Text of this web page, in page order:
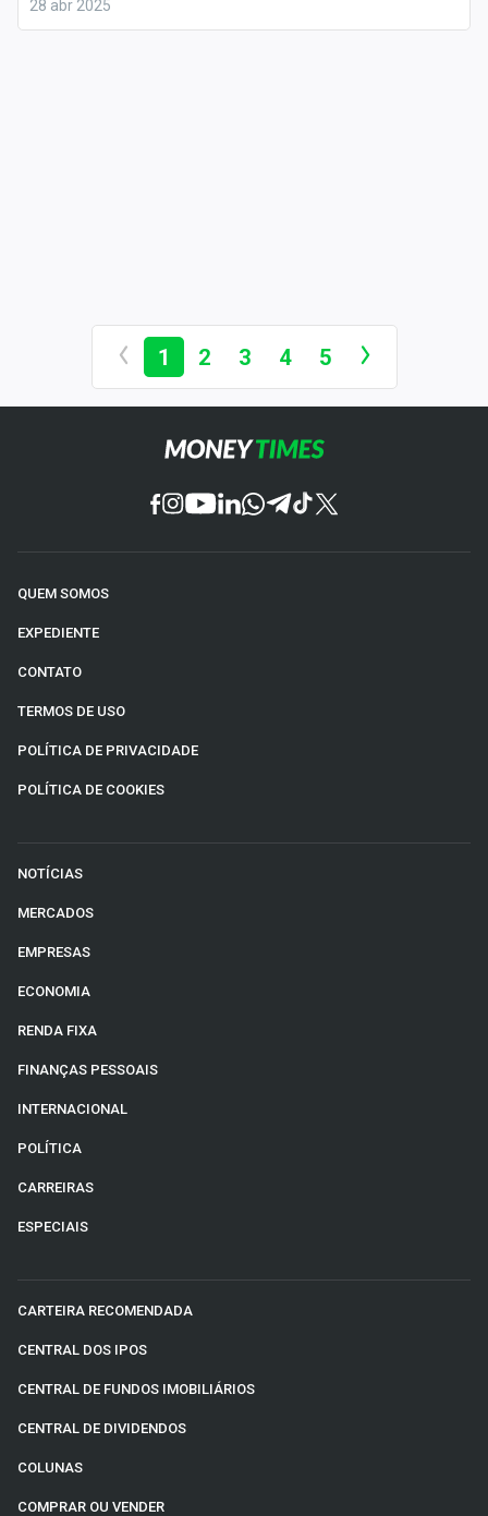
28 abr 2025
1 2 3 4 5
QUEM SOMOS
EXPEDIENTE
CONTATO
TERMOS DE USO
POLÍTICA DE PRIVACIDADE
POLÍTICA DE COOKIES
NOTÍCIAS
MERCADOS
EMPRESAS
ECONOMIA
RENDA FIXA
FINANÇAS PESSOAIS
INTERNACIONAL
POLÍTICA
CARREIRAS
ESPECIAIS
CARTEIRA RECOMENDADA
CENTRAL DOS IPOS
CENTRAL DE FUNDOS IMOBILIÁRIOS
CENTRAL DE DIVIDENDOS
COLUNAS
COMPRAR OU VENDER